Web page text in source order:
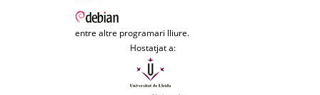
entre altre programari lliure.
Hostatjat a: